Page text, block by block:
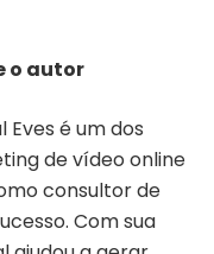
o autor
Eves é um dos
de vídeo online
consultor de
Com sua